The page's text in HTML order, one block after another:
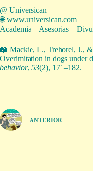
@ Universican
🌐www.universican.com
Academia – Asesorías –
📖 Mackie, L., Trehorel, J.,
Overimitation in dogs under
behavior, 53(2), 171–182.
ANTERIOR